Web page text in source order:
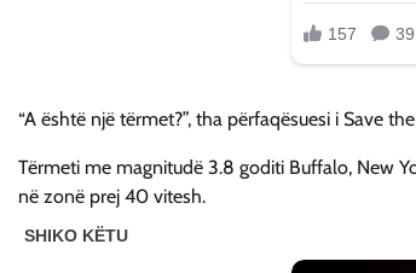
“A është një tërmet?”, tha përfaqësuesi i Save
Tërmeti me magnitudë 3.8 goditi Buffalo, New
në zonë prej 40 vitesh.